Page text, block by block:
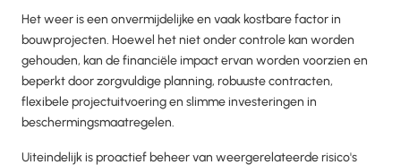
Het weer is een onvermijdelijke en vaak kostbare factor in
bouwprojecten. Hoewel het niet onder controle kan worden
gehouden, kan de financiële impact ervan worden voorzien en
beperkt door zorgvuldige planning, robuuste contracten,
flexibele projectuitvoering en slimme investeringen in
beschermingsmaatregelen.
Uiteindelijk is proactief beheer van weergerelateerde risico's